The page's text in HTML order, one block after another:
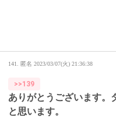
141. 匿名 2023/03/07(火) 21:36:38
>>139
ありがとうございます。
と思います。